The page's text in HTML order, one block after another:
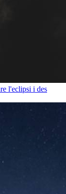
l'eclipsi i des